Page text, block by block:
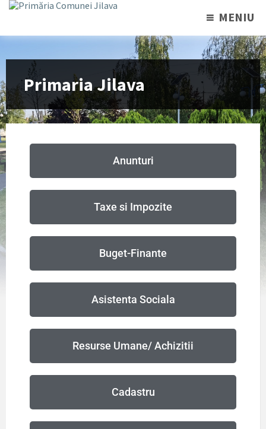
MENIU
Primaria Jilava
Anunturi
Taxe si Impozite
Buget-Finante
Asistenta Sociala
Resurse Umane/ Achizitii
Cadastru